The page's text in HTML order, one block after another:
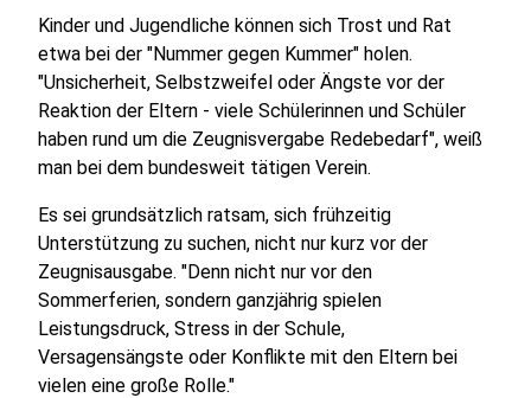
Kinder und Jugendliche können sich Trost und Rat
etwa bei der "Nummer gegen Kummer" holen.
"Unsicherheit, Selbstzweifel oder Ängste vor der
Reaktion der Eltern - viele Schülerinnen und Schüler
haben rund um die Zeugnisvergabe Redebedarf", weiß
man bei dem bundesweit tätigen Verein.
Es sei grundsätzlich ratsam, sich frühzeitig
Unterstützung zu suchen, nicht nur kurz vor der
Zeugnisausgabe. "Denn nicht nur vor den
Sommerferien, sondern ganzjährig spielen
Leistungsdruck, Stress in der Schule,
Versagensängste oder Konflikte mit den Eltern bei
vielen eine große Rolle."